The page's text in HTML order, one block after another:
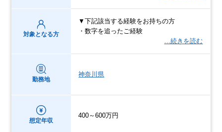
対象となる方
▼下記該当する経験をお持ちの方
・数字を追ったご経験
…続きを読む
勤務地
神奈川県
想定年収
400～600万円